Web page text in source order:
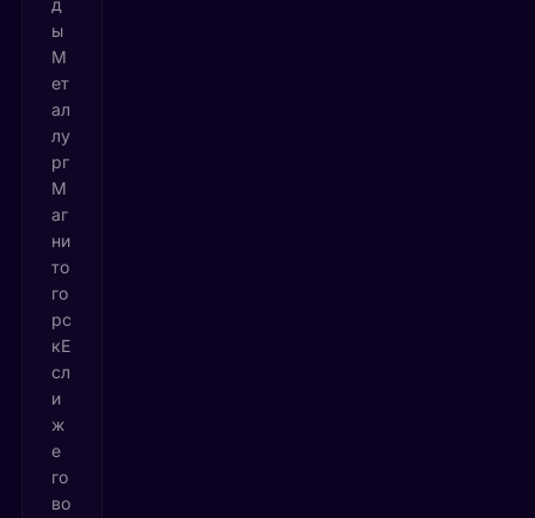
д
ы
М
ет
ал
лу
рг
М
аг
ни
то
го
рс
кЕ
сл
и
ж
е
го
во